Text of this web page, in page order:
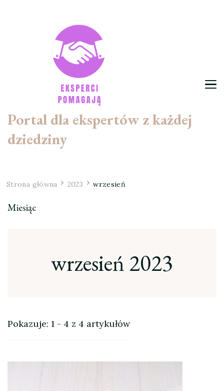
Portal dla ekspertów z każdej
dziedziny
Strona główna 2023 wrzesień
Miesiąc
wrzesień 2023
Pokazuje: 1 - 4 z 4 artykułów